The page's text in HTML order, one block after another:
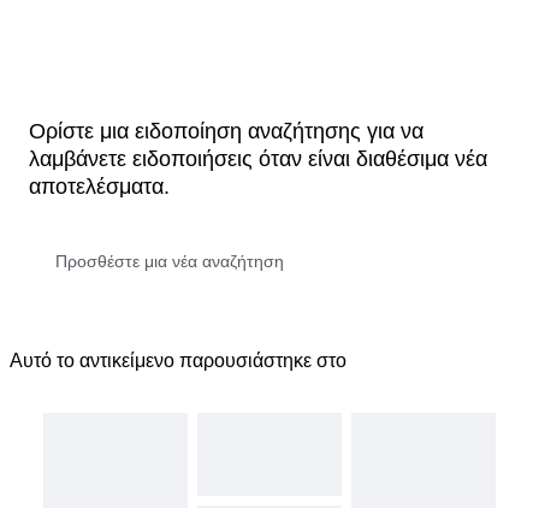
Ορίστε μια ειδοποίηση αναζήτησης για να
λαμβάνετε ειδοποιήσεις όταν είναι διαθέσιμα νέα
αποτελέσματα.
Αυτό το αντικείμενο παρουσιάστηκε στο